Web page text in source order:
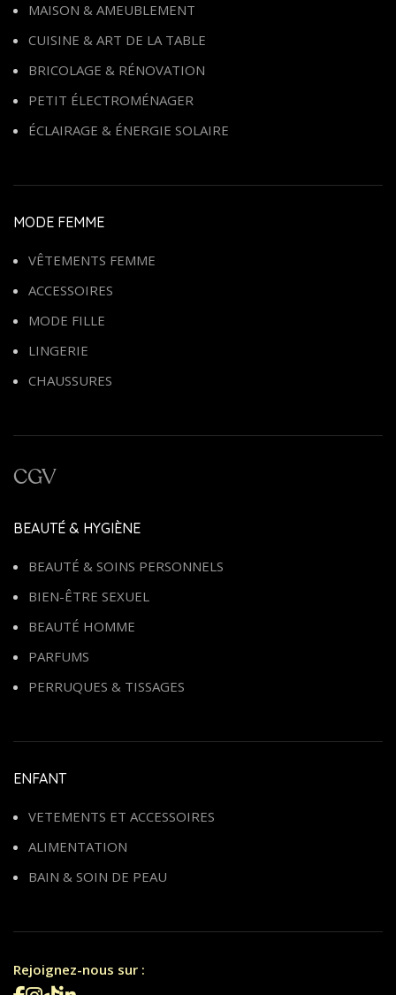
MAISON & AMEUBLEMENT
CUISINE & ART DE LA TABLE
BRICOLAGE & RÉNOVATION
PETIT ÉLECTROMÉNAGER
ÉCLAIRAGE & ÉNERGIE SOLAIRE
MODE FEMME
VÊTEMENTS FEMME
ACCESSOIRES
MODE FILLE
LINGERIE
CHAUSSURES
CGV
BEAUTÉ & HYGIÈNE
BEAUTÉ & SOINS PERSONNELS
BIEN-ÊTRE SEXUEL
BEAUTÉ HOMME
PARFUMS
PERRUQUES & TISSAGES
ENFANT
VETEMENTS ET ACCESSOIRES
ALIMENTATION
BAIN & SOIN DE PEAU
Rejoignez-nous sur :